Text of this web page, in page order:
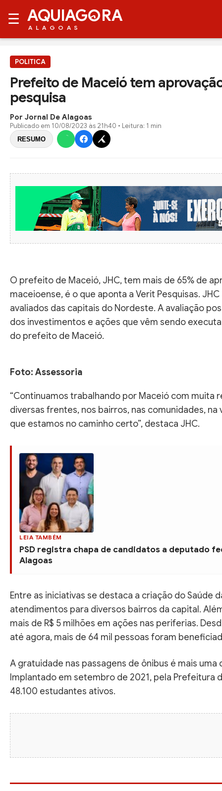
☰ AQUIAG RA
ALAGOAS
POLITICA
Prefeito de Maceió tem
pesquisa
Por Jornal De Alagoas
Publicado em 10/08/2023 às 21h40 • Leitura: 1 min
RESUMO
O prefeito de Maceió, JHC, tem mais de 65% de
maceioense, é o que aponta a Verit Pesquisas.
avaliados das capitais do Nordeste. A avaliação
dos investimentos e ações que vêm sendo
do prefeito de Maceió.
Foto: Assessoria
“Continuamos trabalhando por Maceió com muita
diversas frentes, nos bairros, nas comunidades,
que estamos no caminho certo”, destaca JHC.
LEIA TAMBÉM
PSD registra chapa de candidatos a deputado
Alagoas
Entre as iniciativas se destaca a criação do Saúde
atendimentos para diversos bairros da capital.
mais de R$ 5 milhões em ações nas periferias.
até agora, mais de 64 mil pessoas foram
A gratuidade nas passagens de ônibus é mais
Implantado em setembro de 2021, pela Prefeitura
48.100 estudantes ativos.